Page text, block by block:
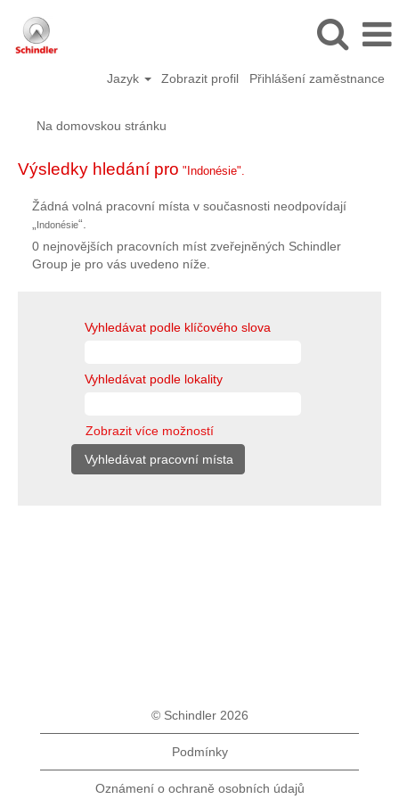
Jazyk Zobrazit profil Přihlášení zaměstnance
Na domovskou stránku
Výsledky hledání pro "Indonésie".
Žádná volná pracovní místa v současnosti neodpovídají
Indonésie“.
0 nejnovějších pracovních míst zveřejněných Schindler
Group je pro vás uvedeno níže.
Vyhledávat podle klíčového slova
Vyhledávat podle lokality
Zobrazit více možností
© Schindler 2026
Podmínky
Oznámení o ochraně osobních údajů